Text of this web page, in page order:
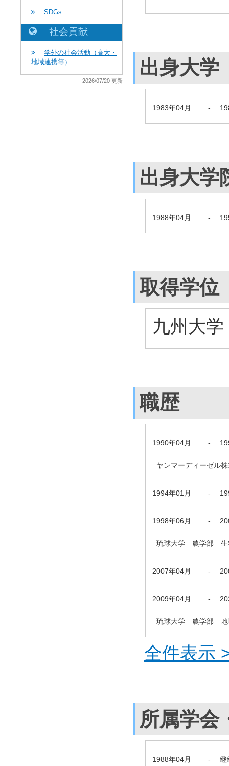
SDGs
社会貢献
学外の社会活動（高大・
地域連携等）
2026/07/20 更新
出身大学
1983年04月 -
出身大学
1988年04月 -
取得学位
九州大
職歴
1990年04月 -
ヤンマーディーゼル
1994年01月 -
1998年06月 -
琉球大学 農学部 生
2007年04月 -
2009年04月 -
琉球大学 農学部 地
全件表示
所属学会
1988年04月 - 継